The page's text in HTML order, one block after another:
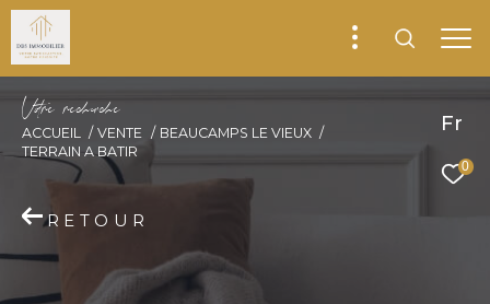
Fr
0
Vore recece
ACCUEIL VENTE
BEAUCAMPS LE VIEUX
TERRAIN A BATIR
RETOUR